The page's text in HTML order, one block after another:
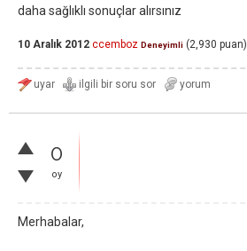
daha sağlıklı sonuçlar alırsınız
10 Aralık 2012 ccemboz Deneyimli (2,930 puan)
0
oy
Merhabalar,